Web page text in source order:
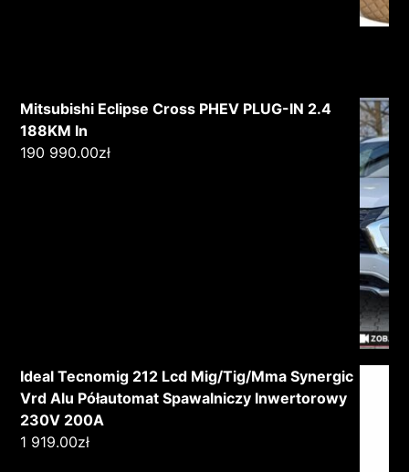
Mitsubishi Eclipse Cross PHEV PLUG-IN 2.4
188KM In
190 990.00zł
Ideal Tecnomig 212 Lcd Mig/Tig/Mma Synergic
Vrd Alu Półautomat Spawalniczy Inwertorowy
230V 200A
1 919.00zł